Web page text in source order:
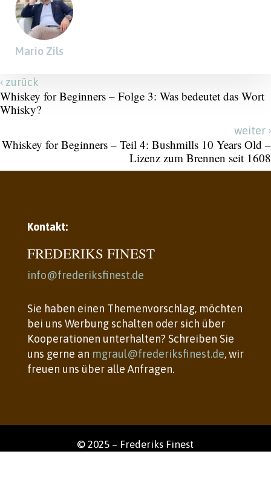
Mario Zils
‹ zurück
Whiskey for Beginners – Folge 3: Was bedeutet das Wort
Whisky?
weiter ›
Whiskey for Beginners – Teil 4: Bushmills 10 Years Old –
Lizenz zum Brennen seit 1608
Kontakt:
FREDERIKS FINEST
info@frederiksfinest.de
Sie haben einen Themenvorschlag, möchten
bei uns Werbung schalten oder sich über
Kooperationen unterhalten? Schreiben Sie
uns gerne an mgraul@frederiksfinest.de, wir
freuen uns über alle Anfragen.
© 2025 – Frederiks Finest